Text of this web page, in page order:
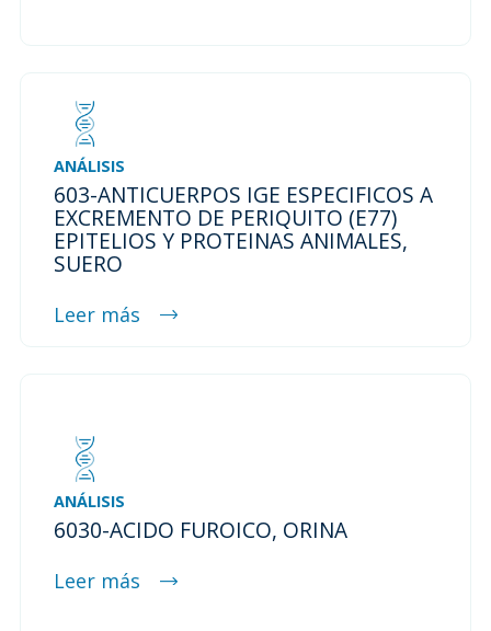
ANÁLISIS
603-ANTICUERPOS IGE ESPECIFICOS A
EXCREMENTO DE PERIQUITO (E77)
EPITELIOS Y PROTEINAS ANIMALES,
SUERO
Leer más
ANÁLISIS
6030-ACIDO FUROICO, ORINA
Leer más